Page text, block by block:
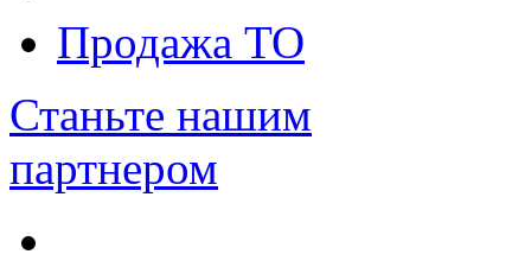
Продажа ТО
Станьте нашим
партнером